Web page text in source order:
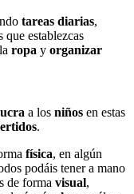
tareas diarias,
que establezcas
la ropa y organizar
a los niños en estas
.
física, en algún
podáis tener a mano
de forma visual,